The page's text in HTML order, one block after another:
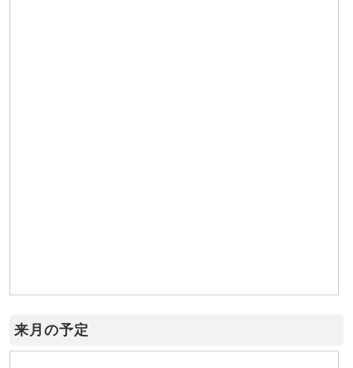
来月の予定